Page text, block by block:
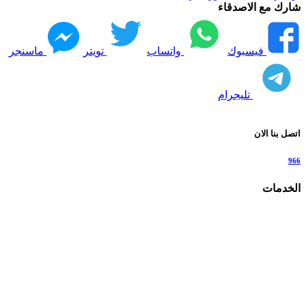
شارك مع الاصدقاء
فيسبوك واتساب تويتر ماسنجر
تليجرام
اتصل بنا الان
966
الخدمات